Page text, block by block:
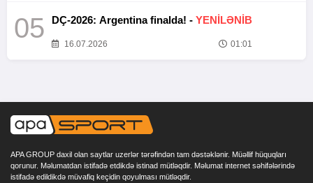
05 DÇ-2026: Argentina finalda! - YENİLƏNİB
16.07.2026 01:01
APA GROUP daxil olan saytlar uzerlər tərəfindən tam dəstəklənir. Müəllif hüquqları
qorunur. Məlumatdan istifadə etdikdə istinad mütləqdir. Məlumat internet səhifələrində
istifadə edildikdə müvafiq keçidin qoyulması mütləqdir.